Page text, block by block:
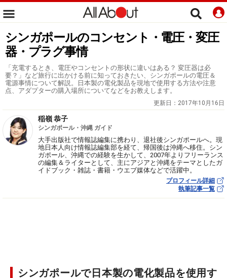
シンガポールのコンセント・電圧・変圧
器・プラグ事情
「充電するとき、電圧やコンセントの形状に違いはある？ 変圧器は必
要？」など旅行に出かける前に知っておきたい、シンガポールの電圧＆
電源事情について解説。日本製の電化製品を現地で使用する方法や注意
点、アダプターの購入場所についてなどをお教えします。
更新日： 2017年10月16日
稲嶺 恭子
シンガポール・沖縄 ガイド
大手出版社で情報誌編集に携わり、退社後シンガポールへ。現
地日本人向け情報誌編集部を経て、帰国後は沖縄へ移住。シン
ガポール、沖縄での経験を生かして、2007年よりフリーランス
の編集＆ライターとして、主にアジアと沖縄をテーマとしたガ
イドブック・雑誌・書籍・ウエブ媒体などで活躍中。
プロフィール詳細
執筆記事一覧
シンガポールで日本製の電化製品を使用す